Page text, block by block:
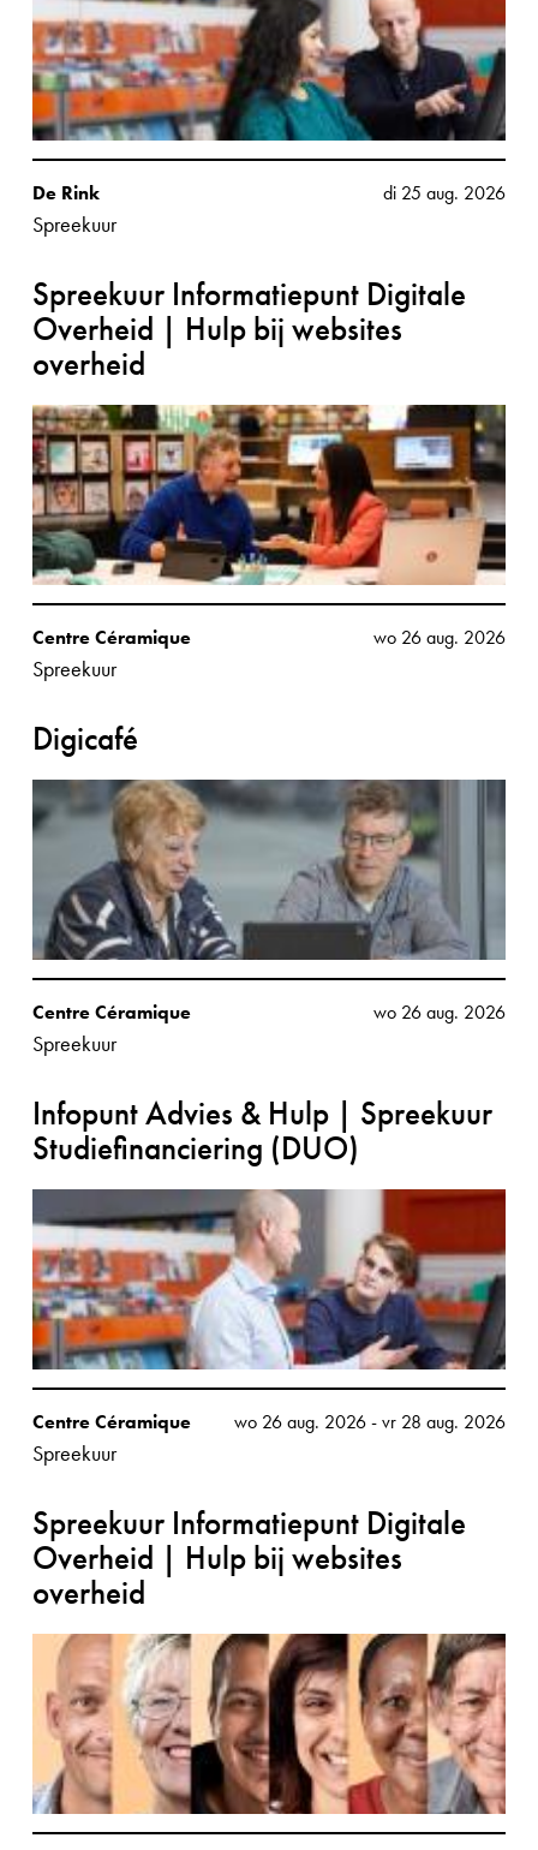
De Rink
Spreekuur
di 25 aug. 2026
Spreekuur Informatiepunt Digitale
Overheid | Hulp bij websites
overheid
Centre Céramique
Spreekuur
wo 26 aug. 2026
Digicafé
Centre Céramique
Spreekuur
wo 26 aug. 2026
Infopunt Advies & Hulp | Spreekuur
Studiefinanciering (DUO)
Centre Céramique
Spreekuur
wo 26 aug. 2026-vr 28 aug. 2026
Spreekuur Informatiepunt Digitale
Overheid | Hulp bij websites
overheid